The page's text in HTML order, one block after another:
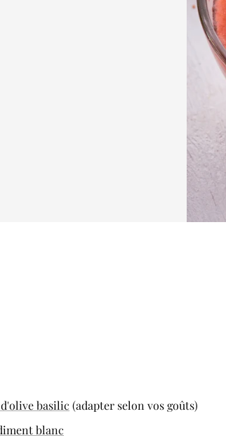
basilic (adapter selon vos goûts)
blanc